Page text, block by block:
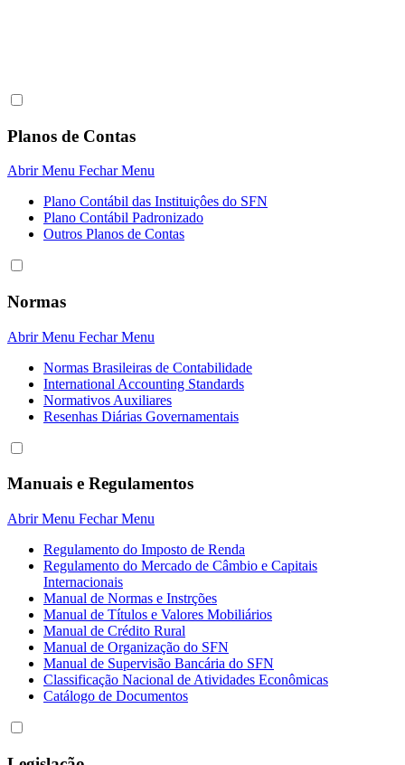
Planos de Contas
Abrir Menu Fechar Menu
Plano Contábil das Instituiçôes do SFN
Plano Contábil Padronizado
Outros Planos de Contas
Normas
Abrir Menu Fechar Menu
Normas Brasileiras de Contabilidade
International Accounting Standards
Normativos Auxiliares
Resenhas Diárias Governamentais
Manuais e Regulamentos
Abrir Menu Fechar Menu
Regulamento do Imposto de Renda
Regulamento do Mercado de Câmbio e Capitais
Internacionais
Manual de Normas e Instrções
Manual de Títulos e Valores Mobiliários
Manual de Crédito Rural
Manual de Organização do SFN
Manual de Supervisão Bancária do SFN
Classificação Nacional de Atividades Econômicas
Catálogo de Documentos